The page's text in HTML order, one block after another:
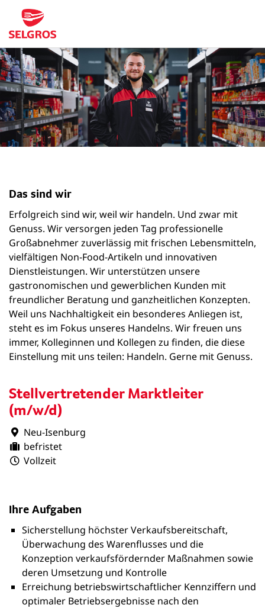
Stellvertretender Marktleiter
(m/w/d)
Neu-Isenburg
befristet
Vollzeit
Das sind wir
Erfolgreich sind wir, weil wir handeln. Und zwar mit
Genuss. Wir versorgen jeden Tag professionelle
Großabnehmer zuverlässig mit frischen Lebensmitteln,
vielfältigen Non-Food-Artikeln und innovativen
Dienstleistungen. Wir unterstützen unsere
gastronomischen und gewerblichen Kunden mit
freundlicher Beratung und ganzheitlichen Konzepten.
Weil uns Nachhaltigkeit ein besonderes Anliegen ist,
steht es im Fokus unseres Handelns. Wir freuen uns
immer, Kolleginnen und Kollegen zu finden, die diese
Einstellung mit uns teilen: Handeln. Gerne mit Genuss.
Ihre Aufgaben
Sicherstellung höchster Verkaufsbereitschaft,
Überwachung des Warenflusses und die
Konzeption verkaufsfördernder Maßnahmen sowie
deren Umsetzung und Kontrolle
Erreichung betriebswirtschaftlicher Kennziffern und
optimaler Betriebsergebnisse nach den